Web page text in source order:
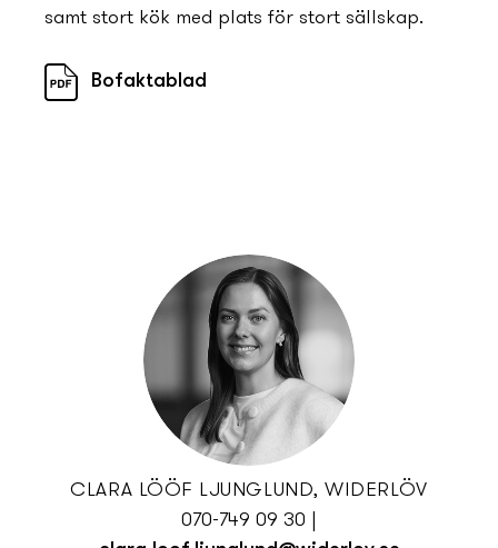
samt stort kök med plats för stort sällskap.
Bofaktablad
CLARA LÖÖF LJUNGLUND, WIDERLÖV
070-749 09 30